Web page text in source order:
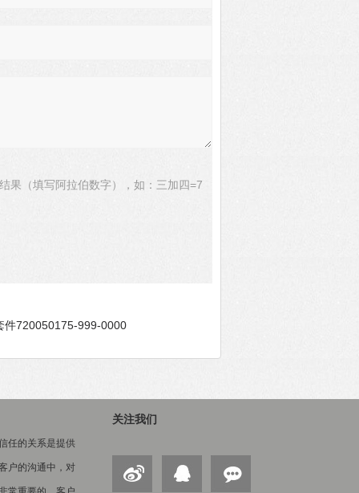
果（填写阿拉伯数字），如：三加四=7
件720050175-999-0000
任的关系是提供
户的沟通中，对
关注我们